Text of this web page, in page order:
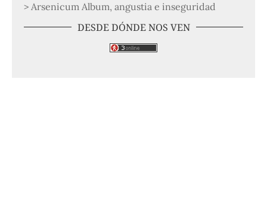
> Arsenicum Album, angustia e inseguridad
DESDE DÓNDE NOS VEN